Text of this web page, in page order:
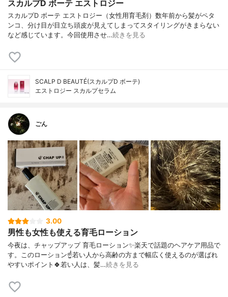
スカルプD ボーテ エストロジー
スカルプD ボーテ エストロジー（女性用育毛剤）数年前から髪がペタ
ンコ、分け目が目立ち頭皮が見えてしまってスタイリングがきまらない
など感じています。今回使用させ…続きを見る
SCALP D BEAUTÉ(スカルプD ボーテ)
エストロジー スカルプセラム
ごん
3.00
男性も女性も使える育毛ローション
今夜は、チャップアップ 育毛ローション✨楽天で話題のヘアケア用品で
す。このローション☝️若い人から高齢の方まで幅広く使えるのが選ばれ
やすいポイント🍀若い人は、髪…続きを見る